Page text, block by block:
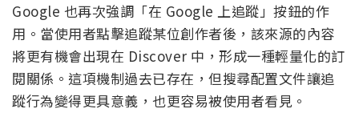
Google 也再次強調「在 Google 上追蹤」按鈕的作
用。當使用者點擊追蹤某位創作者後，該來源的內容
將更有機會出現在 Discover 中，形成一種輕量化的訂
閱關係。這項機制過去已存在，但搜尋配置文件讓追
蹤行為變得更具意義，也更容易被使用者看見。